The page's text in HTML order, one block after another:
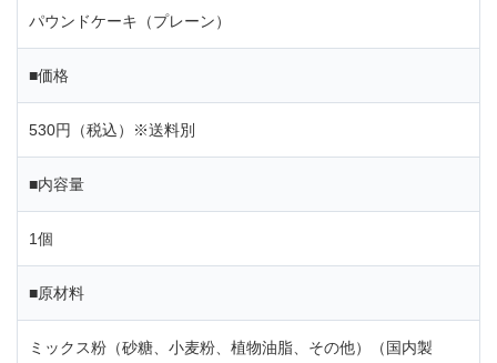
パウンドケーキ（プレーン）
■価格
530円（税込）※送料別
■内容量
1個
■原材料
ミックス粉（砂糖、小麦粉、植物油脂、その他）（国内製